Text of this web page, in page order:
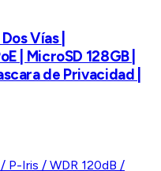
Vías |
| MicroSD 128GB |
de Privacidad |